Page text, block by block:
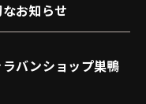
お知らせ
バンショップ巣鴨